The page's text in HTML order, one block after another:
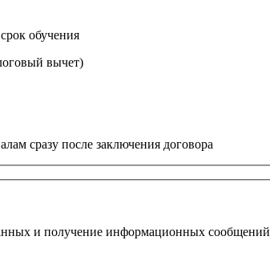
обучения
вычет)
сразу после заключения договора
и получение информационных сообщений